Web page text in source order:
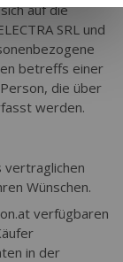
auf die
SRL und
betreffs einer
die über
werden.
vertraglichen
Wünschen.
verfügbaren
in der